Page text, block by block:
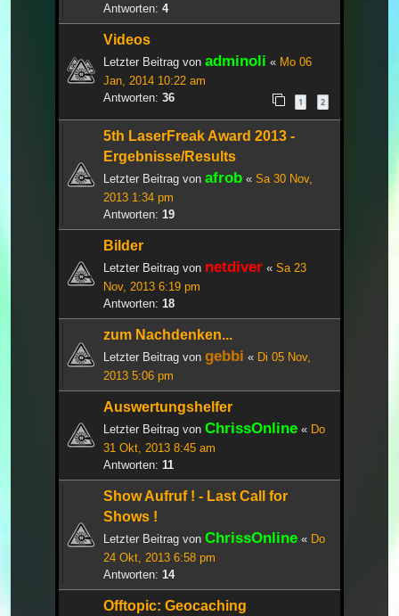
Antworten: 4
Videos
Letzter Beitrag von adminoli « Mo 06
Jan, 2014 10:22 am
Antworten: 36 1 2
5th LaserFreak Award 2013 -
Ergebnisse/Results
Letzter Beitrag von afrob « Sa 30 Nov,
2013 1:34 pm
Antworten: 19
Bilder
Letzter Beitrag von netdiver « Sa 23
Nov, 2013 6:19 pm
Antworten: 18
zum Nachdenken...
Letzter Beitrag von gebbi « Di 05 Nov,
2013 5:06 pm
Auswertungshelfer
Letzter Beitrag von ChrissOnline « Do
31 Okt, 2013 8:45 am
Antworten: 11
Show Aufruf ! - Last Call for
Shows !
Letzter Beitrag von ChrissOnline « Do
24 Okt, 2013 6:58 pm
Antworten: 14
Offtopic: Geocaching